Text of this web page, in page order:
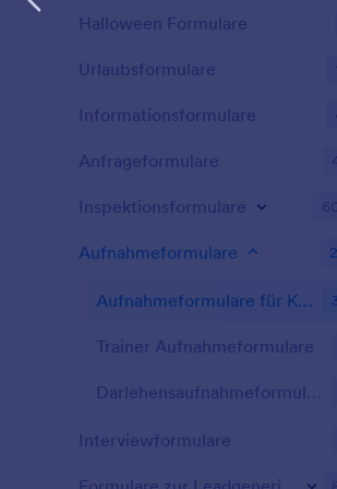
Halloween Formulare
Urlaubsformulare
Informationsformulare
Anfrageformulare
Inspektionsformulare
Aufnahmeformulare
Aufnahmeformulare für Kostenerstattungen
Trainer Aufnahmeformulare
Darlehensaufnahmeformulare
Interviewformulare